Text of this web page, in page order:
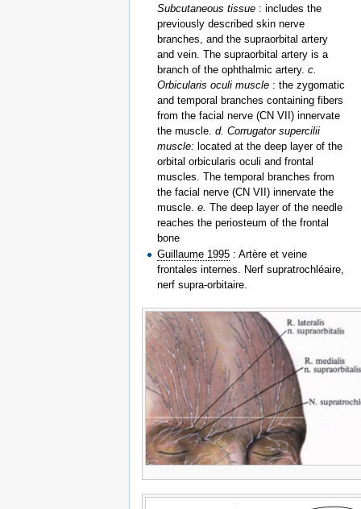
Subcutaneous tissue : includes the
previously described skin nerve
branches, and the supraorbital artery
and vein. The supraorbital artery is a
branch of the ophthalmic artery.c.
Orbicularis oculi muscle : the zygomatic
and temporal branches containing fibers
from the facial nerve (CN VII) innervate
the muscle. d. Corrugator supercilii
muscle: located at the deep layer of the
orbital orbicularis oculi and frontal
muscles. The temporal branches from
the facial nerve (CN VII) innervate the
muscle. e. The deep layer of the needle
reaches the periosteum of the frontal
bone
Guillaume 1995 : Artère et veine
frontales internes. Nerf supratrochléaire,
nerf supra-orbitaire.